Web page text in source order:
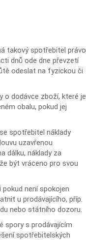
takový spotřebitel právo
dnů ode dne převzetí
odeslat na fyzickou či
o dodávce zboží, které je
obalu, pokud jej
spotřebitel náklady
uzavřenou
dálku, náklady za
být vráceno pro svou
není spokojen
u prodávajícího, příp.
nebo státního dozoru.
spory s prodávajícím
spotřebitelských